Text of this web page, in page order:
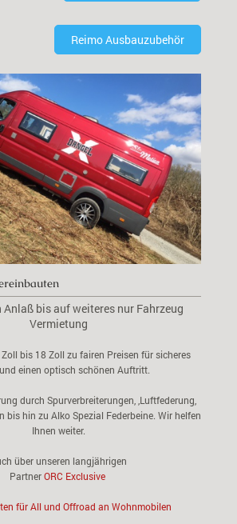
Reimo Ausbauzubehör
Anlaß bis auf weiteres nur Fahrzeug
Vermietung
bis 18 Zoll zu fairen Preisen für sicheres
einen optisch schönen Auftritt.
durch Spurverbreiterungen, ,Luftfederung,
bis hin zu Alko Spezial Federbeine. Wir helfen
Ihnen weiter.
über unseren langjährigen
PartnerORC Exclusive
für All und Offroad an Wohnmobilen